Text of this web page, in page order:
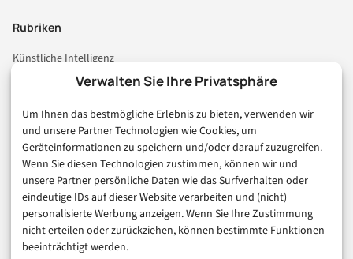
Verwalten Sie Ihre Privatsphäre
Um Ihnen das bestmögliche Erlebnis zu bieten, verwenden wir
und unsere Partner Technologien wie Cookies, um
Geräteinformationen zu speichern und/oder darauf zuzugreifen.
Wenn Sie diesen Technologien zustimmen, können wir und
unsere Partner persönliche Daten wie das Surfverhalten oder
eindeutige IDs auf dieser Website verarbeiten und (nicht)
personalisierte Werbung anzeigen. Wenn Sie Ihre Zustimmung
nicht erteilen oder zurückziehen, können bestimmte Funktionen
beeinträchtigt werden.
Rubriken
Künstliche Intelligenz
Technologie & IT
Consumer & Digital Life
Marketing
Finanzen & FinTech
Business & Karriere
Sicherheit & Recht
Digitalisierung
Marketing